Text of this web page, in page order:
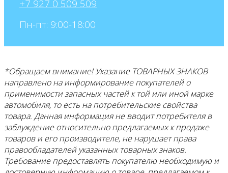
+7 927 0 509 509
Пн-пт: 9:00-18:00
*Обращаем внимание! Указание ТОВАРНЫХ ЗНАКОВ
направлено на информирование покупателей о
применимости запасных частей к той или иной марке
автомобиля, то есть на потребительские свойства
товара. Данная информация не вводит потребителя в
заблуждение относительно предлагаемых к продаже
товаров и егопроизводителе, не нарушает права
правообладателей указанных товарных знаков.
Требование предоставлять покупателю необходимую и